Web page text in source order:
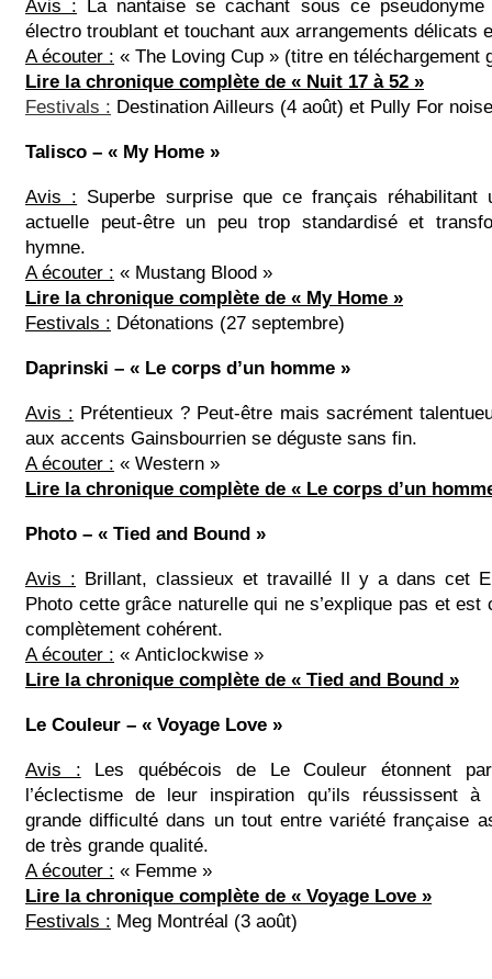
Avis : La nantaise se cachant sous ce
électro troublant et touchant aux arrangements délicats
A écouter : « The Loving Cup » (titre en téléchargement
Lire la chronique complète de « Nuit 17 à 52 »
Festivals : Destination Ailleurs (4 août) et Pully For
Talisco – « My Home »
Avis : Superbe surprise que ce français réhabilitant
actuelle peut-être un peu trop standardisé et
hymne.
A écouter : « Mustang Blood »
Lire la chronique complète de « My Home »
Festivals : Détonations (27 septembre)
Daprinski – « Le corps d’un homme »
Avis : Prétentieux ? Peut-être mais sacrément
aux accents Gainsbourrien se déguste sans fin.
A écouter : « Western »
Lire la chronique complète de « Le corps d’un
Photo – « Tied and Bound »
Avis : Brillant, classieux et travaillé Il y a dans cet
Photo cette grâce naturelle qui ne s’explique pas et est
complètement cohérent.
A écouter : « Anticlockwise »
Lire la chronique complète de « Tied and Bound »
Le Couleur – « Voyage Love »
Avis : Les québécois de Le Couleur étonnent
l’éclectisme de leur inspiration qu’ils réussissent à
grande difficulté dans un tout entre variété française
de très grande qualité.
A écouter : « Femme »
Lire la chronique complète de « Voyage Love »
Festivals : Meg Montréal (3 août)